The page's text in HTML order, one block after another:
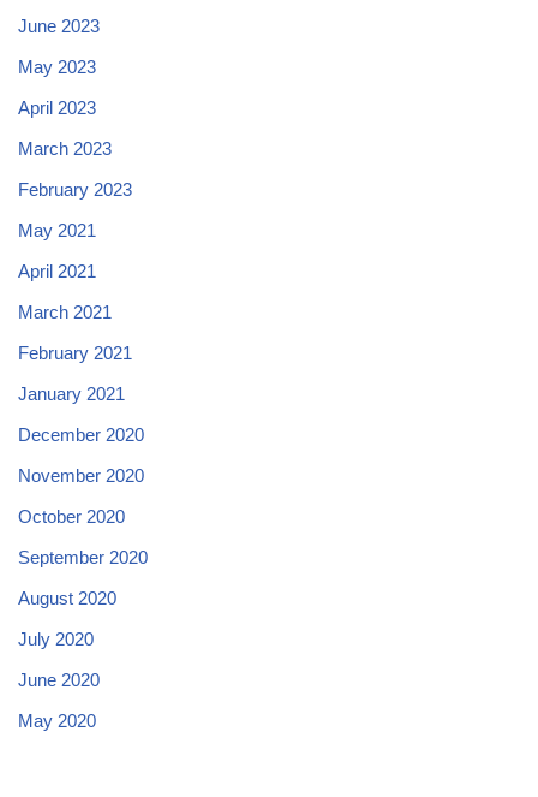
June 2023
May 2023
April 2023
March 2023
February 2023
May 2021
April 2021
March 2021
February 2021
January 2021
December 2020
November 2020
October 2020
September 2020
August 2020
July 2020
June 2020
May 2020